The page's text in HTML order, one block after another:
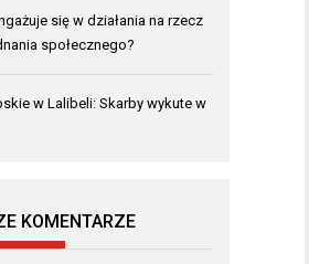
się w działania na rzecz
społecznego?
w Lalibeli: Skarby wykute w
KOMENTARZE